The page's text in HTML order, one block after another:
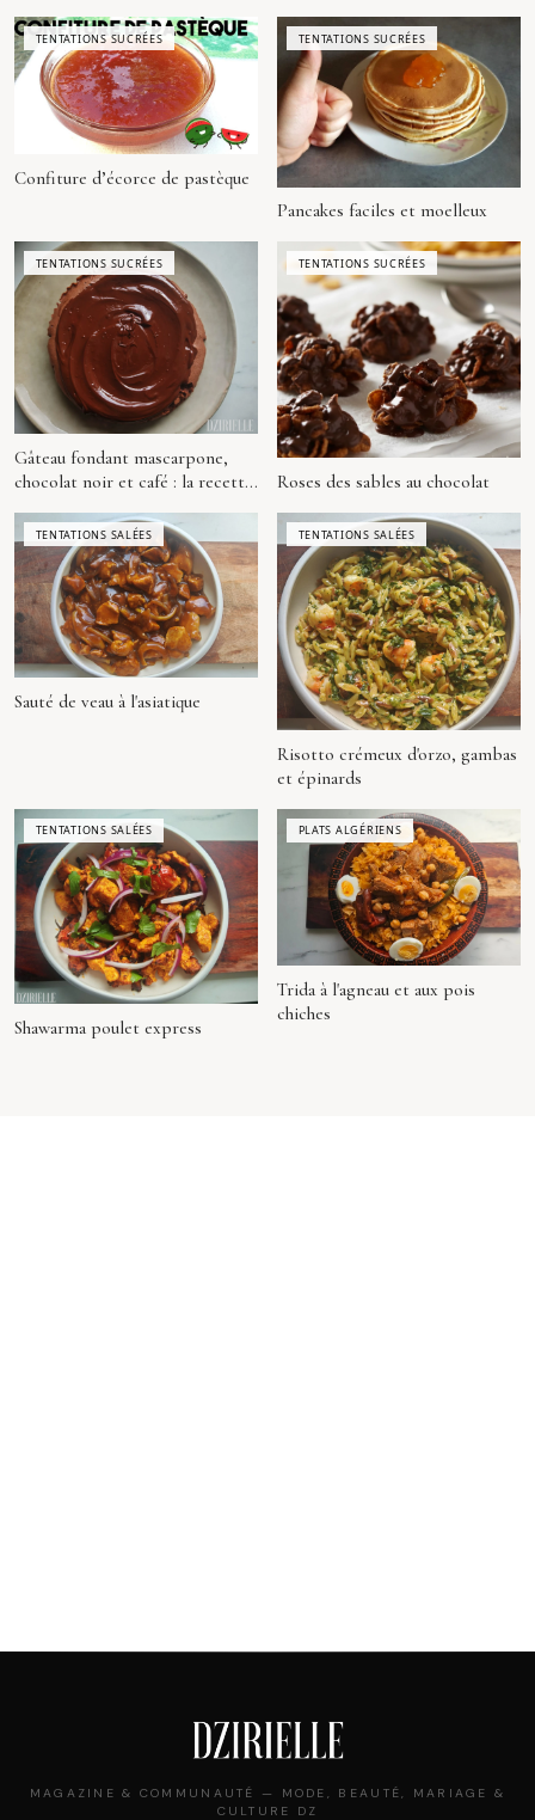
TENTATIONS SUCRÉES
Confiture d’écorce de pastèque
TENTATIONS SUCRÉES
Pancakes faciles et moelleux
TENTATIONS SUCRÉES
Gâteau fondant mascarpone,
chocolat noir et café : la recette
TENTATIONS SUCRÉES
Roses des sables au chocolat
TENTATIONS SALÉES
Sauté de veau à l'asiatique
TENTATIONS SALÉES
Risotto crémeux d'orzo, gambas
et épinards
TENTATIONS SALÉES
Shawarma poulet express
PLATS ALGÉRIENS
Trida à l'agneau et aux pois
chiches
MAGAZINE & COMMUNAUTÉ — MODE, BEAUTÉ, MARIAGE &
CULTURE DZ